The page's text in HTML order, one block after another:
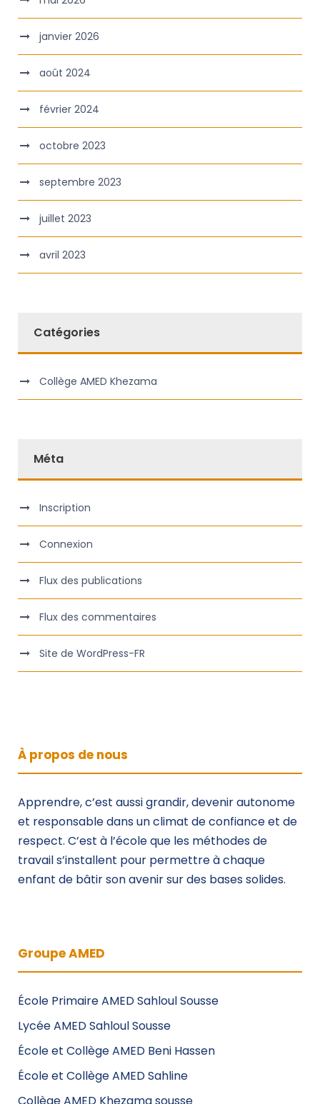
janvier 2026
août 2024
février 2024
octobre 2023
septembre 2023
juillet 2023
avril 2023
Catégories
Collège AMED Khezama
Méta
Inscription
Connexion
Flux des publications
Flux des commentaires
Site de WordPress-FR
À propos de nous
Apprendre, c’est aussi grandir, devenir autonome
et responsable dans un climat de confiance et de
respect. C’est à l’école que les méthodes de
travail s’installent pour permettre à chaque
enfant de bâtir son avenir sur des bases solides.
Groupe AMED
École Primaire AMED Sahloul Sousse
Lycée AMED Sahloul Sousse
École et Collège AMED Beni Hassen
École et Collège AMED Sahline